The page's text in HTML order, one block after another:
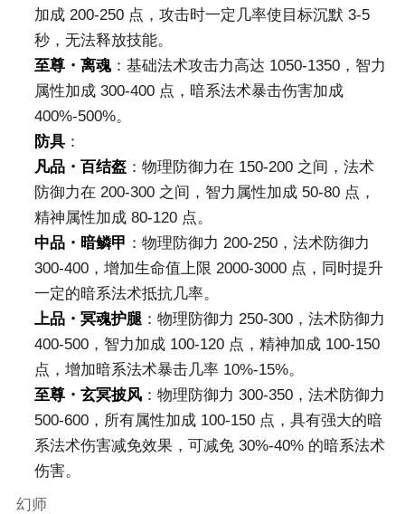
加成 200-250 点，攻击时一定几率使目标沉默 3-5
秒，无法释放技能。
至尊・离魂：基础法术攻击力高达 1050-1350，智力
属性加成 300-400 点，暗系法术暴击伤害加成
400%-500%。
防具：
凡品・百结盔：物理防御力在 150-200 之间，法术
防御力在 200-300 之间，智力属性加成 50-80 点，
精神属性加成 80-120 点。
中品・暗鳞甲 ：物理防御力 200-250，法术防御力
300-400，增加生命值上限 2000-3000 点，同时提升
一定的暗系法术抵抗几率。
上品・冥魂护腿：物理防御力 250-300，法术防御力
400-500，智力加成 100-120 点，精神加成 100-150
点，增加暗系法术暴击几率 10%-15%。
至尊・玄冥披风：物理防御力 300-350，法术防御力
500-600，所有属性加成 100-150 点，具有强大的暗
系法术伤害减免效果，可减免 30%-40% 的暗系法术
伤害。
幻师